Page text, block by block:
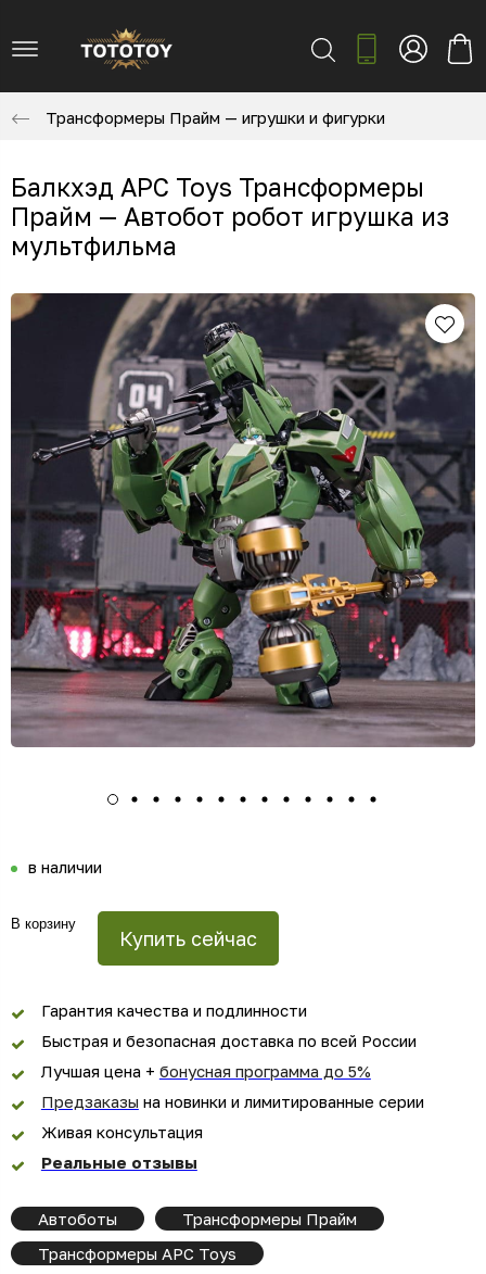
Трансформеры Прайм — игрушки и фигурки
Балкхэд APC Toys Трансформеры
Прайм — Автобот робот игрушка из
мультфильма
в наличии
В корзину
Купить сейчас
Гарантия качества и подлинности
Быстрая и безопасная доставка по всей России
Лучшая цена + бонусная программа до 5%
Предзаказы на новинки и лимитированные серии
Живая консультация
Реальные отзывы
Автоботы
Трансформеры Прайм
Трансформеры APC Toys